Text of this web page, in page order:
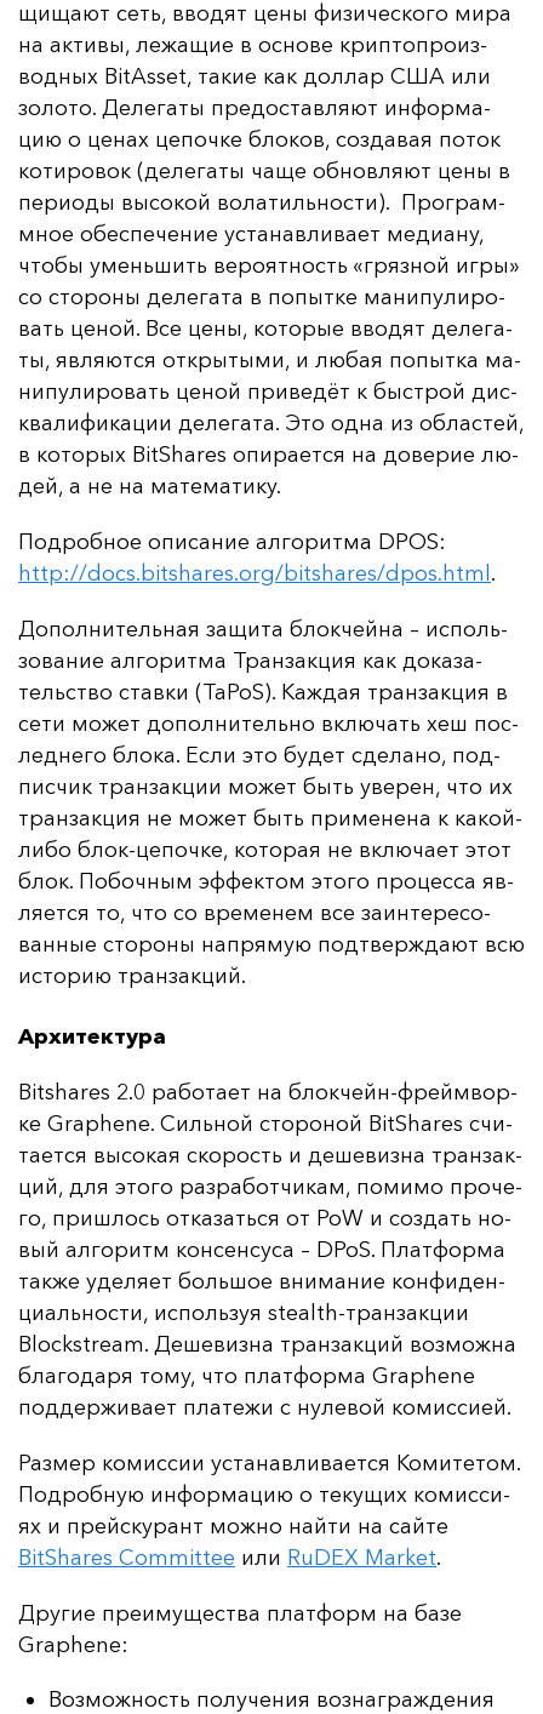
щи­ща­ют сеть, вво­дят це­ны фи­зи­чес­ко­го ми­ра
на ак­ти­вы, ле­жа­щие в ос­но­ве крип­топ­ро­из­
вод­ных BitAsset, та­кие как дол­лар США или
зо­ло­то. Де­ле­га­ты пре­дос­тав­ля­ют ин­фор­ма­
цию о це­нах це­поч­ке бло­ков, соз­да­вая по­ток
ко­ти­ро­вок (де­ле­га­ты ча­ще об­нов­ля­ют це­ны в
пе­ри­оды вы­со­кой во­ла­тиль­нос­ти). Прог­рам­
мное обес­пе­че­ние ус­та­нав­ли­ва­ет ме­ди­ану,
что­бы умень­шить ве­ро­ят­ность «гряз­ной иг­ры»
со сто­ро­ны де­ле­га­та в по­пыт­ке ма­ни­пу­ли­ро­
вать це­ной. Все це­ны, ко­то­рые вво­дят де­ле­га­
ты, яв­ля­ют­ся от­кры­ты­ми, и лю­бая по­пыт­ка ма­
ни­пу­ли­ро­вать це­ной при­ве­дёт к быс­трой дис­
ква­ли­фи­ка­ции де­ле­га­та. Это од­на из об­лас­тей,
в ко­то­рых BitShares опи­ра­ет­ся на до­ве­рие лю­
дей, а не на ма­те­ма­ти­ку.
Под­роб­ное опи­са­ние ал­го­рит­ма DPOS:
http://docs.bitshares.org/bitshares/dpos.html.
До­пол­ни­тель­ная за­щи­та блок­чей­на – ис­поль­
зо­ва­ние ал­го­рит­ма Тран­зак­ция как до­ка­за­
тель­ство став­ки (TaPoS). Каж­дая тран­зак­ция в
се­ти мо­жет до­пол­ни­тель­но вклю­чать хеш пос­
лед­не­го бло­ка. Ес­ли это бу­дет сде­ла­но, под­
пис­чик тран­зак­ции мо­жет быть уве­рен, что их
тран­зак­ция не мо­жет быть при­ме­не­на к ка­кой-
ли­бо блок-це­поч­ке, ко­то­рая не вклю­ча­ет этот
блок. По­боч­ным эф­фек­том это­го про­цес­са яв­
ля­ет­ся то, что со вре­ме­нем все за­ин­те­ре­со­
ван­ные сто­ро­ны нап­ря­мую под­твер­жда­ют всю
ис­то­рию тран­зак­ций.
Архитектура
Bitshares 2.0 ра­бо­та­ет на блок­чейн-фрей­мвор­
ке Graphene. Силь­ной сто­ро­ной BitShares счи­
та­ет­ся вы­со­кая ско­рость и де­ше­виз­на тран­зак­
ций, для это­го раз­ра­бот­чи­кам, по­ми­мо про­че­
го, приш­лось от­ка­зать­ся от PoW и соз­дать но­
вый ал­го­ритм кон­сен­су­са – DPoS. Плат­фор­ма
так­же уде­ля­ет боль­шое вни­ма­ние кон­фи­ден­
ци­аль­нос­ти, ис­поль­зуя stealth-тран­зак­ции
Blockstream. Де­ше­виз­на тран­зак­ций воз­мож­на
бла­го­да­ря то­му, что плат­фор­ма Graphene
под­дер­жи­ва­ет пла­те­жи с ну­ле­вой ко­мис­си­ей.
Раз­мер ко­мис­сии ус­та­нав­ли­ва­ет­ся Ко­ми­те­том.
Под­роб­ную ин­фор­ма­цию о те­ку­щих ко­мис­си­
ях и прей­ску­рант мож­но най­ти на сай­те
BitShares Committee или RuDEX Market.
Дру­гие пре­иму­щес­тва плат­форм на ба­зе
Graphene:
Возможность получения вознаграждения